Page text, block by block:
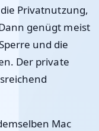
Privatnutzung,
genügt meist
und die
Der private
Mac